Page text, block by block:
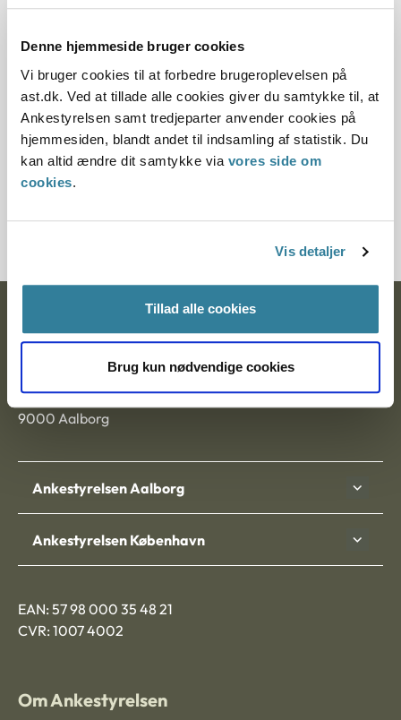
Denne hjemmeside bruger cookies
Vi bruger cookies til at forbedre brugeroplevelsen på
ast.dk. Ved at tillade alle cookies giver du samtykke til, at
Ankestyrelsen samt tredjeparter anvender cookies på
hjemmesiden, blandt andet til indsamling af statistik. Du
kan altid ændre dit samtykke via vores side om
cookies.
Vis detaljer
Tillad alle cookies
Brug kun nødvendige cookies
11.07.2013
Paragraf
§ 84 § 24 § 116 § 41 § 22 § 6 § 28 § 102
Journalnummer
3500012-04
Nytorv 7, 2. sal
9000 Aalborg
Ankestyrelsen Aalborg
Ankestyrelsen København
EAN: 57 98 000 35 48 21
CVR: 1007 4002
Om Ankestyrelsen